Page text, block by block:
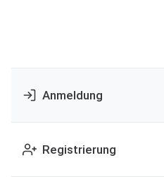
Anmeldung
Registrierung